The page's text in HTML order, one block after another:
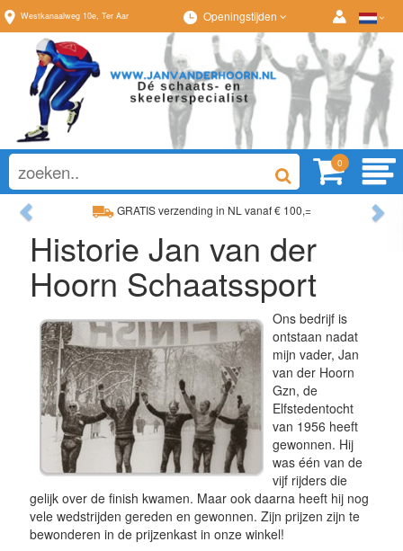
Westkanaalweg 10e, Ter Aar Openingstijden
0
GRATIS verzending in NL vanaf € 100,=
Ruim assortiment, altijd wat naar wens!
Previous
Historie Jan van der
Hoorn Schaatssport
Ons bedrijf is
ontstaan nadat
mijn vader, Jan
van der Hoorn
Gzn, de
Elfstedentocht
van 1956 heeft
gewonnen. Hij
was één van de
vijf rijders die
gelijk over de finish kwamen. Maar ook daarna heeft hij nog
vele wedstrijden gereden en gewonnen. Zijn prijzen zijn te
bewonderen in de prijzenkast in onze winkel!